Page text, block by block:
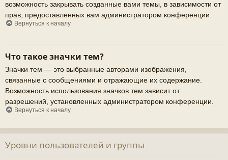
возможность закрывать созданные вами темы, в зависимости от
прав, предоставленных вам администратором конференции.
Вернуться к началу
Что такое значки тем?
Значки тем — это выбранные авторами изображения,
связанные с сообщениями и отражающие их содержание.
Возможность использования значков тем зависит от
разрешений, установленных администратором конференции.
Вернуться к началу
Уровни пользователей и группы